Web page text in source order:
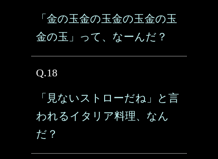
「金の玉金の玉金の玉金の玉
金の玉」って、なーんだ？
Q.18
「見ないストローだね」と言
われるイタリア料理、なん
だ？